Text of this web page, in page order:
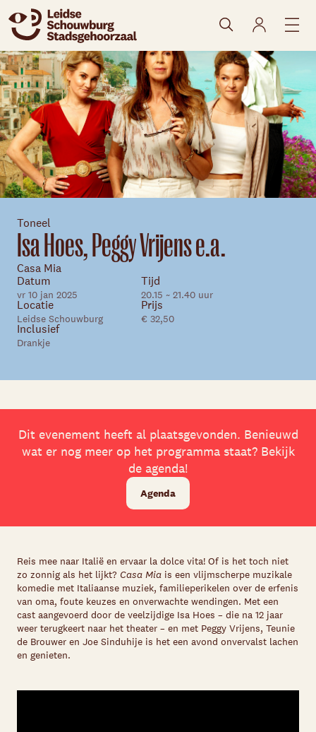
Skip navigatie
naar agenda
Toneel
Isa Hoes, Peggy Vrijens e.a.
Casa Mia
Datum
vr 10 jan 2025
Tijd
20.15 ~ 21.40 uur
Locatie
Leidse Schouwburg
Prijs
€ 32,50
Inclusief
Drankje
Dit evenement heeft al plaatsgevonden. Benieuwd
wat er nog meer op het programma staat? Bekijk
de agenda!
Agenda
Reis mee naar Italië en ervaar la dolce vita! Of is het toch niet
zo zonnig als het lijkt? Casa Mia is een vlijmscherpe muzikale
komedie met Italiaanse muziek, familieperikelen over de erfenis
van oma, foute keuzes en onverwachte wendingen. Met een
cast aangevoerd door de veelzijdige Isa Hoes – die na 12 jaar
weer terugkeert naar het theater – en met Peggy Vrijens, Teunie
de Brouwer en Joe Sinduhije is het een avond onvervalst lachen
en genieten.